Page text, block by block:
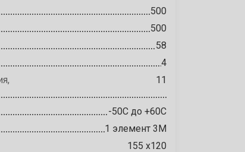
500
500
58
4
11
-50С до +60С
1 элемент 3М
155 х120